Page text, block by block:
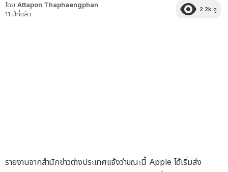
โดย Attapon Thaphaengphan
11 ปีที่แล้ว
2.2k ดู
รายงานจากสำนักข่าวต่างประเทศแจ้งว่าขณะนี้ Apple ได้เริ่มส่ง